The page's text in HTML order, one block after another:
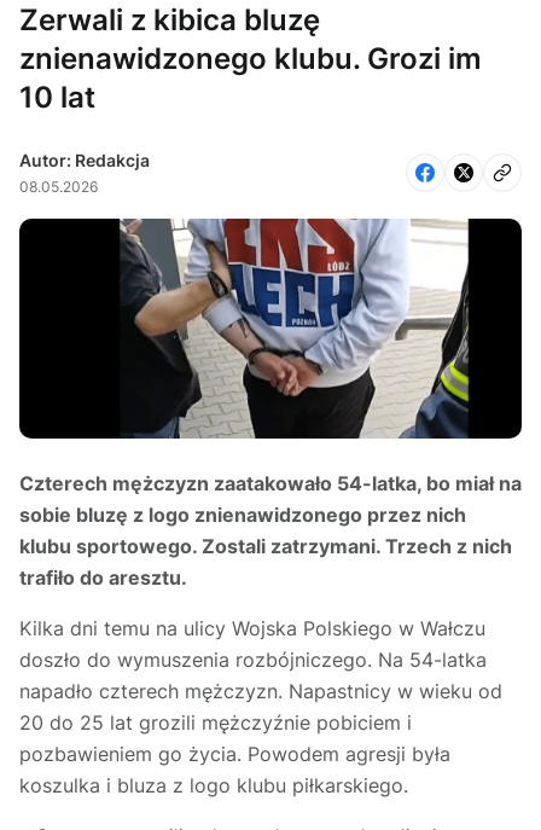
Zerwali z kibica bluzę
znienawidzonego klubu. Grozi im
10 lat
Autor: Redakcja
08.05.2026
Czterech mężczyzn zaatakowało 54-latka, bo miał na
sobie bluzę z logo znienawidzonego przez nich
klubu sportowego. Zostali zatrzymani. Trzech z nich
trafiło do aresztu.
Kilka dni temu na ulicy Wojska Polskiego w Wałczu
doszło do wymuszenia rozbójniczego. Na 54-latka
napadło czterech mężczyzn. Napastnicy w wieku od
20 do 25 lat grozili mężczyźnie pobiciem i
pozbawieniem go życia. Powodem agresji była
koszulka i bluza z logo klubu piłkarskiego.